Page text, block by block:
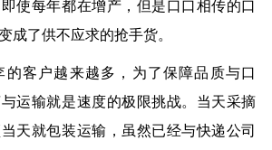
使每年都在增产，但是口口相传的口
成了供不应求的抢手货。
客户越来越多，为了保障品质与口
运输就是速度的极限挑战。当天采摘
天就包装运输，虽然已经与快递公司